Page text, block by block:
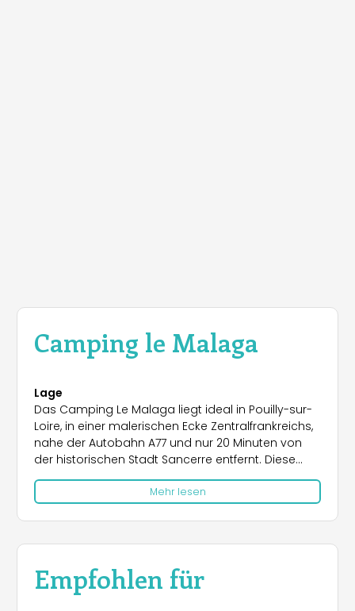
Camping le Malaga
Lage
Das Camping Le Malaga liegt ideal in Pouilly-sur-
Loire, in einer malerischen Ecke Zentralfrankreichs,
nahe der Autobahn A77 und nur 20 Minuten von
der historischen Stadt Sancerre entfernt. Diese
ausgezeichnete Lage ermöglicht es den Gästen,
die Schätze der Region leicht zu erkunden und in
die lokale Kultur einzutauchen. Sehenswürdigkeiten
wie Le Pavillon du Milieu de Loire, La Tour du Pouilly
Fumé, La Cave aux Arômes und die
zum Entdecken ein. In der Umgebung können
Besucher zudem die traditionelle Biscuiterie sowie
Mehr lesen
Empfohlen für